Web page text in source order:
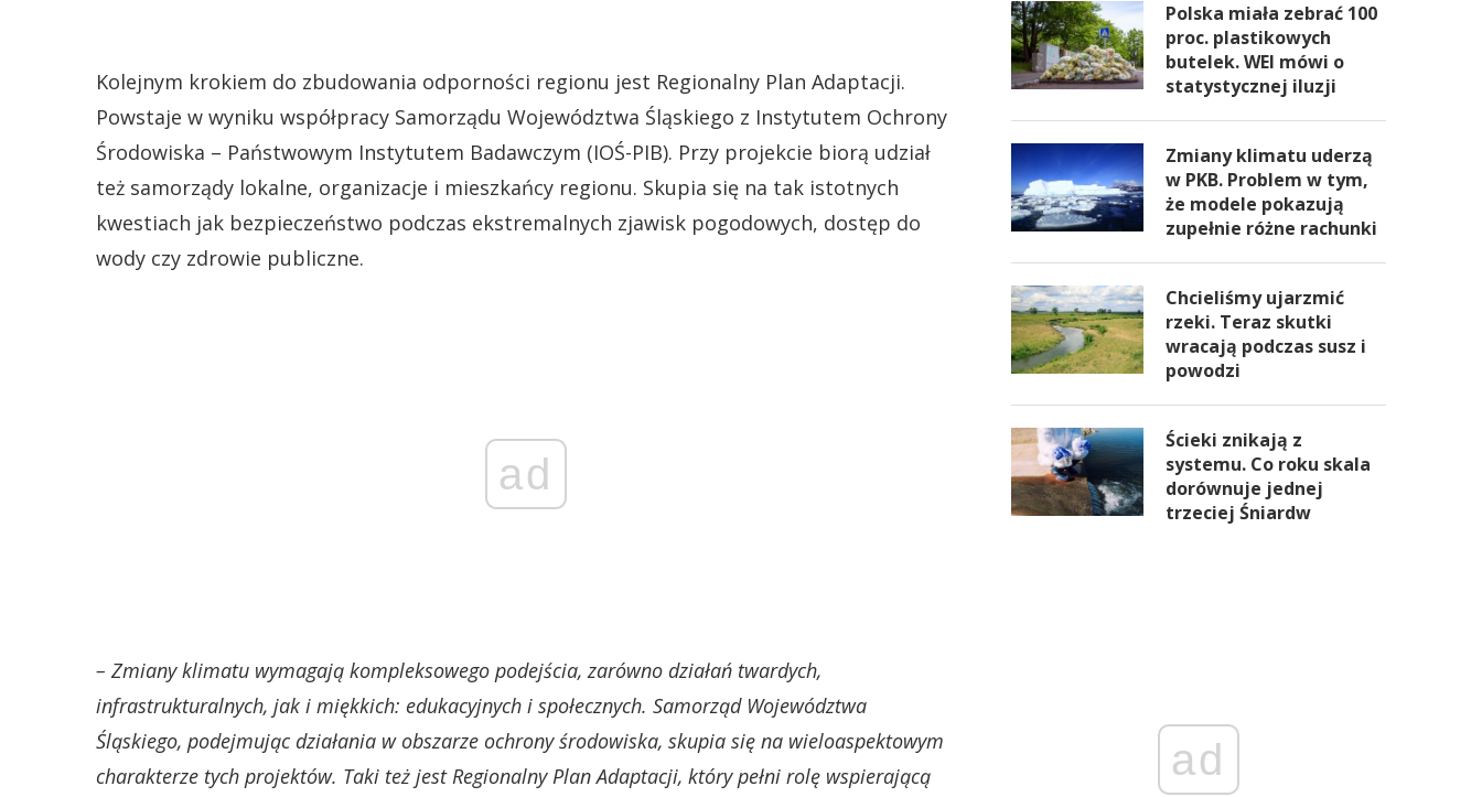
Kolejnym krokiem do zbudowania odporności regionu jest Regionalny Plan Adaptacji.
Powstaje w wyniku współpracy Samorządu Województwa Śląskiego z Instytutem Ochrony
Środowiska – Państwowym Instytutem Badawczym (IOŚ-PIB). Przy projekcie biorą udział
też samorządy lokalne, organizacje i mieszkańcy regionu. Skupia się na tak istotnych
kwestiach jak bezpieczeństwo podczas ekstremalnych zjawisk pogodowych, dostęp do
wody czy zdrowie publiczne.
ad
– Zmiany klimatu wymagają kompleksowego podejścia, zarówno działań twardych,
infrastrukturalnych, jak i miękkich: edukacyjnych i społecznych. Samorząd Województwa
Śląskiego, podejmując działania w obszarze ochrony środowiska, skupia się na wieloaspektowym
charakterze tych projektów. Taki też jest Regionalny Plan Adaptacji, który pełni rolę wspierającą
Polska miała zebrać 100
proc. plastikowych
butelek. WEI mówi o
statystycznej iluzji
Zmiany klimatu uderzą
w PKB. Problem w tym,
że modele pokazują
zupełnie różne rachunki
Chcieliśmy ujarzmić
rzeki. Teraz skutki
wracają podczas susz i
powodzi
Ścieki znikają z
systemu. Co roku skala
dorównuje jednej
trzeciej Śniardw
ad